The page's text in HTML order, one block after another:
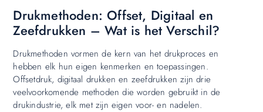
Drukmethoden: Offset, Digitaal en
Zeefdrukken – Wat is het Verschil?
Drukmethoden vormen de kern van het drukproces en
hebben elk hun eigen kenmerken en toepassingen.
Offsetdruk, digitaal drukken en zeefdrukken zijn drie
veelvoorkomende methoden die worden gebruikt in de
drukindustrie, elk met zijn eigen voor- en nadelen.